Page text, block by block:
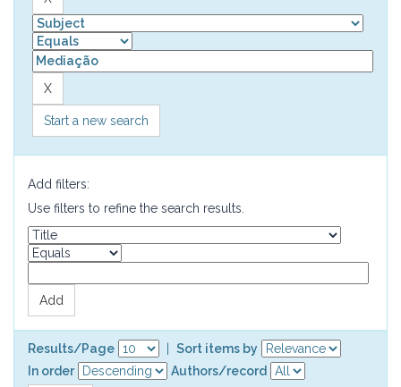
Start a new search
Add filters:
Use filters to refine the search results.
Results/Page
Sort items by
In order
Authors/record